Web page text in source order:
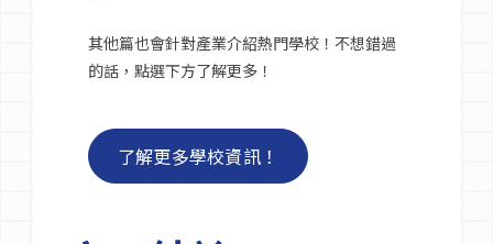
其他篇也會針對產業介紹熱門學校！不想錯過
的話，點選下方了解更多！
了解更多學校資訊！